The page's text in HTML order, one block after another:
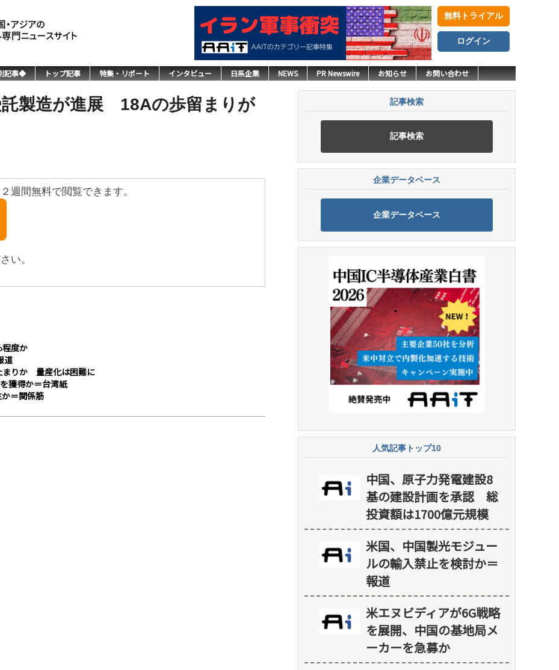
無料トライアル
ログイン
記事◆ トップ記事 特集・リポート インタビュー 日系企業 NEWS PR Newswire お知らせ お問い合わせ
製造が進展 18Aの歩留まりが
週間無料で閲覧できます。
い。
程度か
道
まりか 量産化は困難に
獲得か＝台湾紙
＝関係筋
記事検索
記事検索
企業データベース
企業データベース
人気記事トップ10
中国、原子力発電建設8
基の建設計画を承認 総
投資額は1700億元規模
米国、中国製光モジュー
ルの輸入禁止を検討か＝
報道
米エヌビディアが6G戦略
を展開、中国の基地局メ
ーカーを急募か